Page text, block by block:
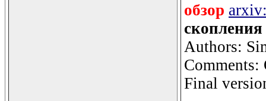
обзор
Authors:
Final